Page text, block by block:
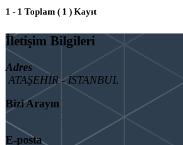
1 - 1 Toplam ( 1 ) Kayıt
İletişim Bilgileri
Adres
ATAŞEHİR - İSTANBUL
Bizi Arayın
E-posta